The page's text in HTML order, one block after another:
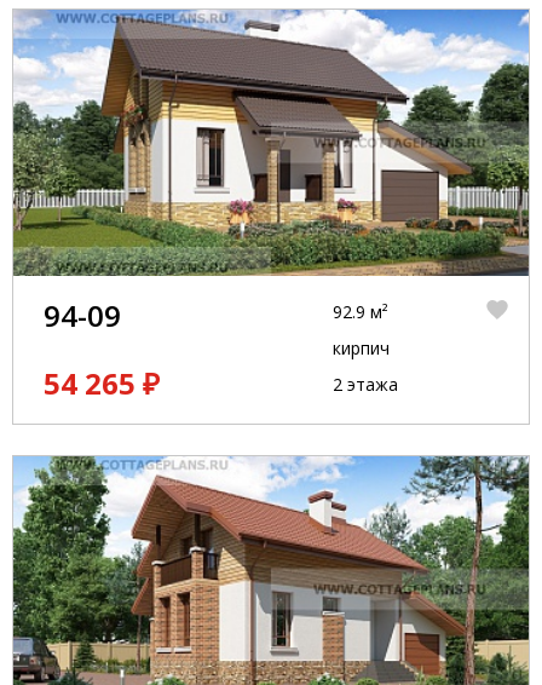
94-09
54 265 ₽
92.9 м²
кирпич
2 этажа